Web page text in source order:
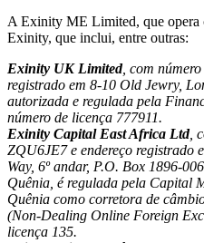
A Exinity ME Limited, que opera
Exinity, que inclui, entre outras:
Exinity UK Limited, com
registrado em 8-10 Old Jewry,
autorizada e regulada pela
número de licença 777911.
Exinity Capital East Africa Ltd,
ZQU6JE7 e endereço registrado
Way, 6º andar, P.O. Box 1896-
Quênia, é regulada pela Capital
Quênia como corretora de
(Non-Dealing Online Foreign
licença 135.